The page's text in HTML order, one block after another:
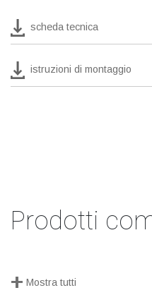
scheda tecnica
istruzioni di montaggio
Prodotti
+ Mostra tutti